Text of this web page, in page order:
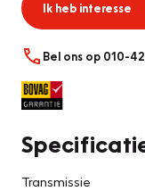
Ik heb interesse
Bel ons op 010-
Transmissie